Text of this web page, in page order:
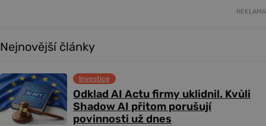
REKLAMA
Nejnovější články
Odklad AI Actu firmy uklidnil. Kvůli
Shadow AI přitom porušují
povinnosti už dnes
Investice